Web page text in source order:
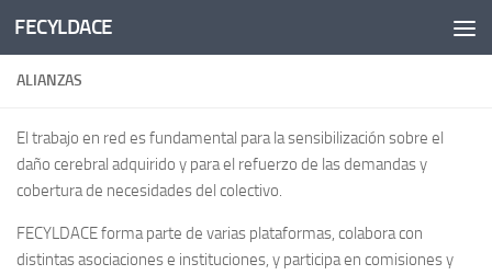
Saltar al contenido
FECYLDACE
ALIANZAS
El trabajo en red es fundamental para la sensibilización sobre el
daño cerebral adquirido y para el refuerzo de las demandas y
cobertura de necesidades del colectivo.
FECYLDACE forma parte de varias plataformas, colabora con
distintas asociaciones e instituciones, y participa en comisiones y